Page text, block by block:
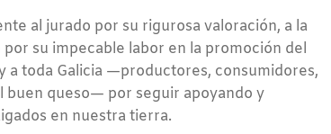
al jurado por su rigurosa valoración, a la
su impecable labor en la promoción del
a toda Galicia —productores, consumidores,
buen queso— por seguir apoyando y
en nuestra tierra.